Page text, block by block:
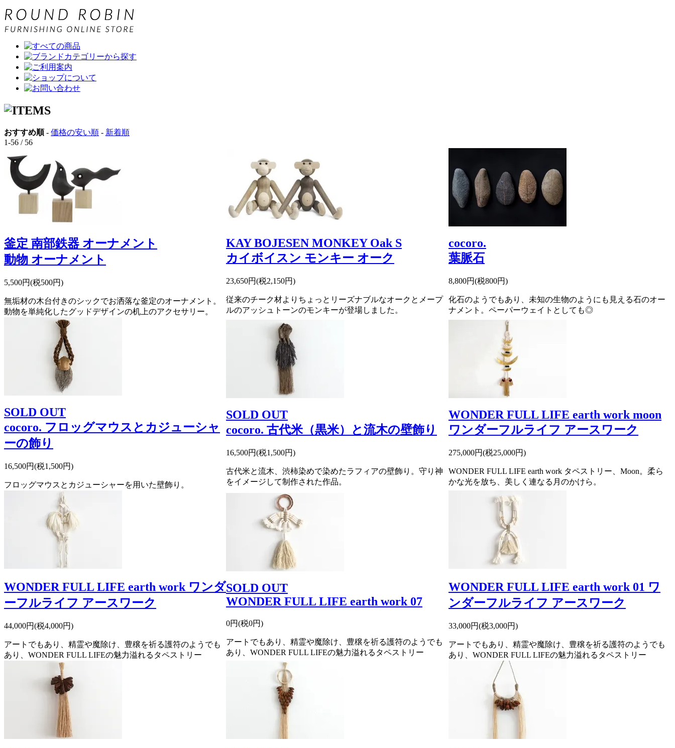
おすすめ順- 価格の安い順 - 新着順
1-56 / 56
釜定 南部鉄器 オーナメント
動物 オーナメント
5,500円(税500円)
無垢材の木台付きのシックでお洒落な釜定のオーナメント。
動物を単純化したグッドデザインの机上のアクセサリー。
KAY BOJESEN MONKEY Oak S
カイボイスン モンキー オーク
23,650円(税2,150円)
従来のチーク材よりちょっとリーズナブルなオークとメープ
ルのアッシュトーンのモンキーが登場しました。
cocoro.
葉脈石
8,800円(税800円)
化石のようでもあり、未知の生物のようにも見える石のオー
ナメント。ペーパーウェイトとしても◎
SOLD OUT
cocoro. フロッグマウスとカジューシャ
ーの飾り
16,500円(税1,500円)
フロッグマウスとカジューシャーを用いた壁飾り。
SOLD OUT
cocoro. 古代米（黒米）と流木の壁飾り
16,500円(税1,500円)
古代米と流木、渋柿染めで染めたラフィアの壁飾り。守り神
をイメージして制作された作品。
WONDER FULL LIFE earth work moon
ワンダーフルライフ アースワーク
275,000円(税25,000円)
WONDER FULL LIFE earth work タペストリー、Moon。柔ら
かな光を放ち、美しく連なる月のかけら。
WONDER FULL LIFE earth work ワンダ
ーフルライフ アースワーク
44,000円(税4,000円)
アートでもあり、精霊や魔除け、豊穣を祈る護符のようでも
あり、WONDER FULL LIFEの魅力溢れるタペストリー
SOLD OUT
WONDER FULL LIFE earth work 07
0円(税0円)
アートでもあり、精霊や魔除け、豊穣を祈る護符のようでも
あり、WONDER FULL LIFEの魅力溢れるタペストリー
WONDER FULL LIFE earth work 01 ワ
ンダーフルライフ アースワーク
33,000円(税3,000円)
アートでもあり、精霊や魔除け、豊穣を祈る護符のようでも
あり、WONDER FULL LIFEの魅力溢れるタペストリー